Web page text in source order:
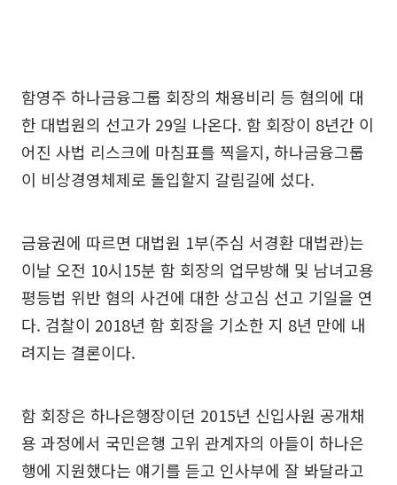
함영주 하나금융그룹 회장의 채용비리 등 혐의에 대
한 대법원의 선고가 29일 나온다. 함 회장이 8년간 이
어진 사법 리스크에 마침표를 찍을지, 하나금융그룹
이 비상경영체제로 돌입할지 갈림길에 섰다.
금융권에 따르면 대법원 1부(주심 서경환 대법관)는
이날 오전 10시15분 함 회장의 업무방해 및 남녀고용
평등법 위반 혐의 사건에 대한 상고심 선고 기일을 연
다. 검찰이 2018년 함 회장을 기소한 지 8년 만에 내
려지는 결론이다.
함 회장은 하나은행장이던 2015년 신입사원 공개채
용 과정에서 국민은행 고위 관계자의 아들이 하나은
행에 지원했다는 얘기를 듣고 인사부에 잘 봐달라고